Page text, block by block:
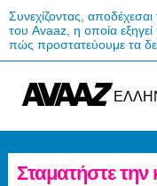
Συνεχίζοντας, αποδέχεσαι
του Avaaz, η οποία
πώς προστατεύουμε τα
Σταματήστε